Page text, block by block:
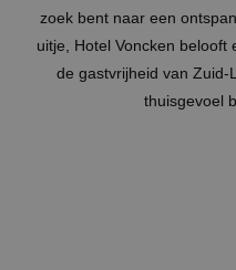
zoek bent naar een
uitje, Hotel Voncken belooft
de gastvrijheid van Zuid-
thuisgevoel